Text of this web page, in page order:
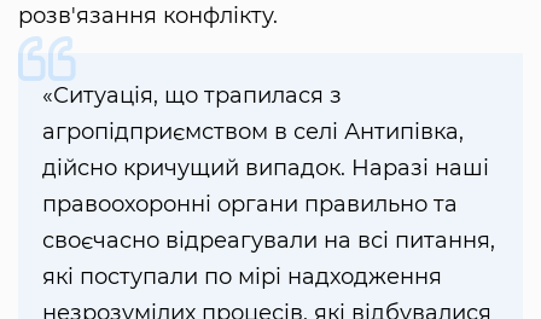
розв'язання конфлікту.
«Ситуація, що трапилася з
агропідприємством в селі Антипівка,
дійсно кричущий випадок. Наразі наші
правоохоронні органи правильно та
своєчасно відреагували на всі питання,
які поступали по мірі надходження
незрозумілих процесів, які відбувалися